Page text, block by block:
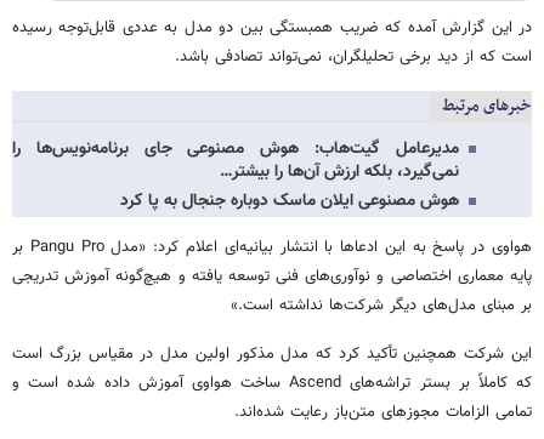
در این گزارش آمده که ضریب همبستگی بین دو مدل به عددی قابل‌توجه رسیده
است که از دید برخی تحلیلگران، نمی‌تواند تصادفی باشد.
خبرهای مرتبط
مدیرعامل گیت‌هاب: هوش مصنوعی جای برنامه‌نویس‌ها را
نمی‌گیرد، بلکه ارزش آن‌ها را بیشتر…
هوش مصنوعی ایلان ماسک دوباره جنجال به پا کرد
هواوی در پاسخ به این ادعاها با انتشار بیانیه‌ای اعلام کرد: «مدل Pangu Pro بر
پایه معماری اختصاصی و نوآوری‌های فنی توسعه یافته و هیچ‌گونه آموزش تدریجی
بر مبنای مدل‌های دیگر شرکت‌ها نداشته است.»
این شرکت همچنین تأکید کرد که مدل مذکور اولین مدل در مقیاس بزرگ است
که کاملاً بر بستر تراشه‌های Ascend ساخت هواوی آموزش داده شده است و
تمامی الزامات مجوزهای متن‌باز رعایت شده‌اند.